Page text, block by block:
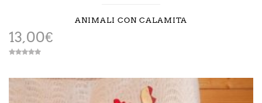
ANIMALI CON CALAMITA
13,00€